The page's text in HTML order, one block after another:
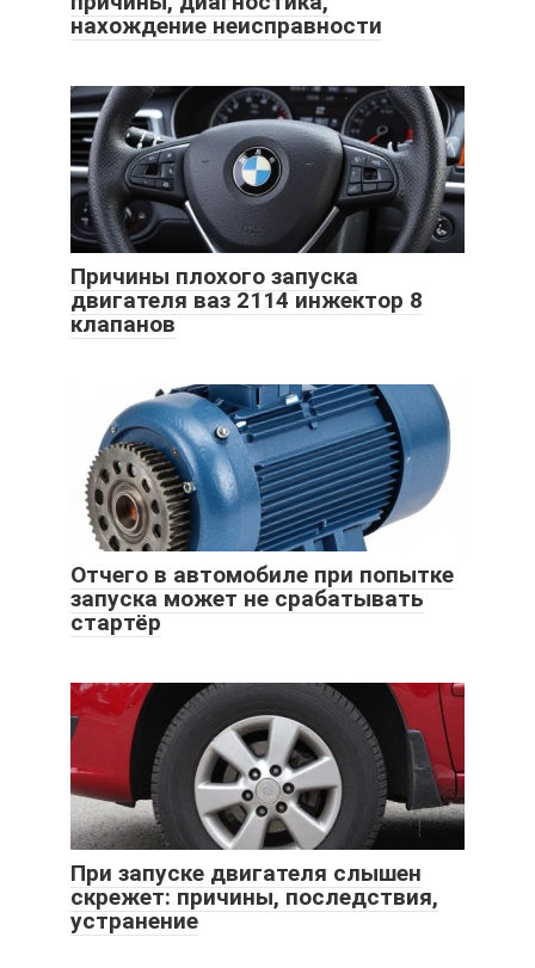
нахождение неисправности
Причины плохого запуска
двигателя ваз 2114 инжектор 8
клапанов
Отчего в автомобиле при попытке
запуска может не срабатывать
стартёр
При запуске двигателя слышен
скрежет: причины, последствия,
устранение